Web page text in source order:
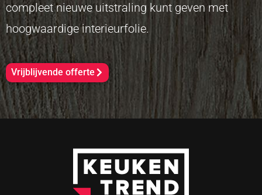
compleet nieuwe uitstraling kunt geven met
hoogwaardige interieurfolie.
Vrijblijvende offerte